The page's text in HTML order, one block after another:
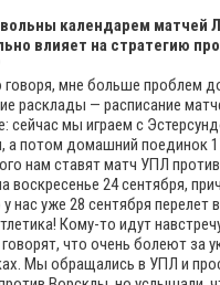
календарем матчей
влияет на стратегию
говоря, мне больше проблем
расклады — расписание
сейчас мы играем с
а потом домашний поединок
нам ставят матч УПЛ
воскресенье 24 сентября,
у нас уже 28 сентября перелет
Кому-то идут
что очень болеют за
Мы обращались в УПЛ и